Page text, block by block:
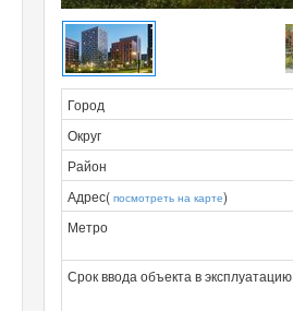
Город
Округ
Район
Адрес( посмотреть на карте)
Метро
Срок ввода объекта в эксплуатацию